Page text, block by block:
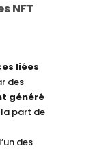
NFT
liées
des
généré
part de
des